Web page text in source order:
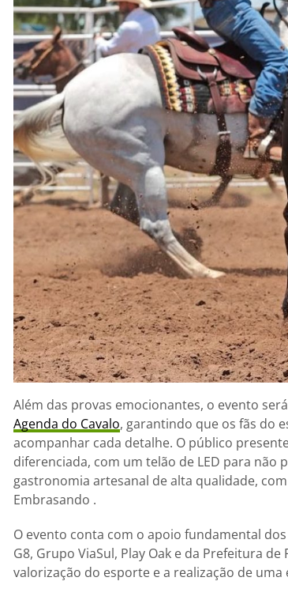
Além das provas emocionantes, o evento
Agenda do Cavalo, garantindo que os fãs do
acompanhar cada detalhe. O público
diferenciada, com um telão de LED para
gastronomia artesanal de alta qualidade,
Embrasando .
O evento conta com o apoio fundamental
G8, Grupo ViaSul, Play Oak e da Prefeitura
valorização do esporte e a realização de